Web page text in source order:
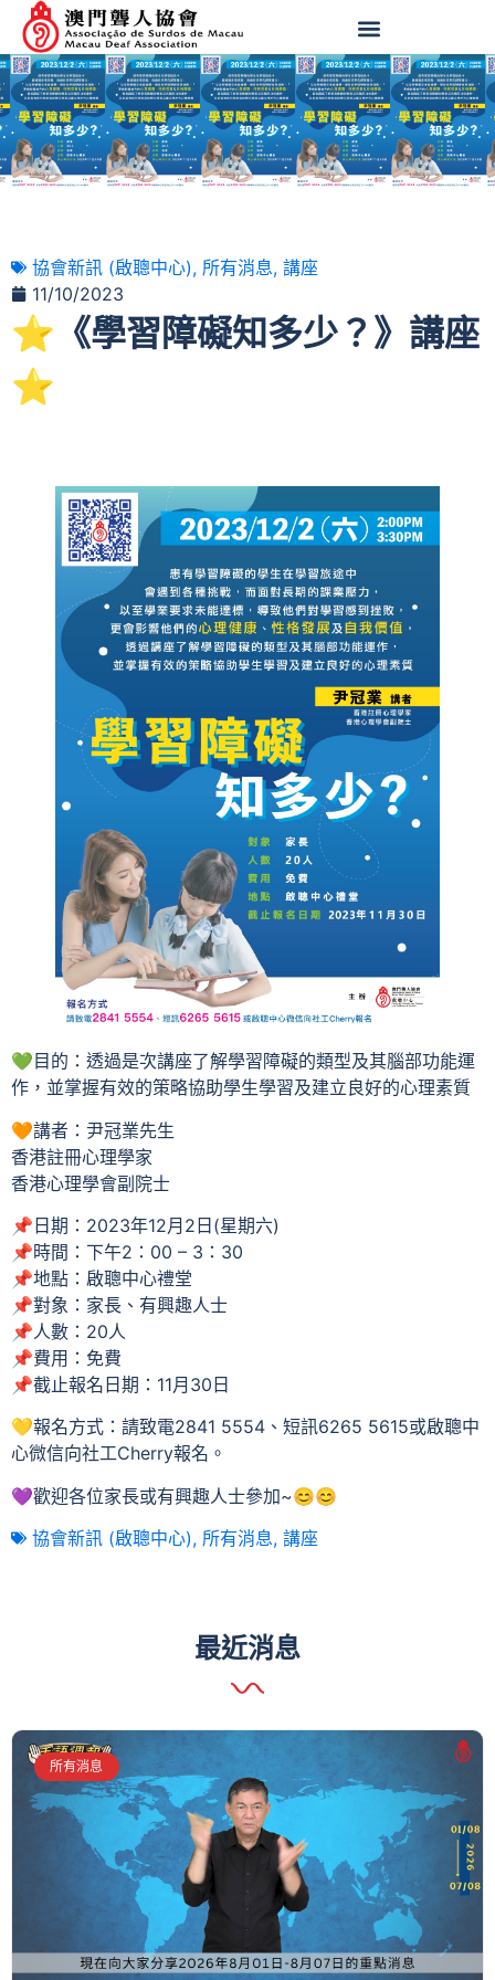
協會新訊 (啟聰中心), 所有消息, 講座
11/10/2023
⭐️《學習障礙知多少？》講座
⭐️
💚目的：透過是次講座了解學習障礙的類型及其腦部功能運
作，並掌握有效的策略協助學生學習及建立良好的心理素質
🧡講者：尹冠業先生
香港註冊心理學家
香港心理學會副院士
📌日期：2023年12月2日(星期六)
📌時間：下午2：00 – 3：30
📌地點：啟聰中心禮堂
📌對象：家長、有興趣人士
📌人數：20人
📌費用：免費
📌截止報名日期：11月30日
💛報名方式：請致電2841 5554、短訊6265 5615或啟聰中
心微信向社工Cherry報名。
💜歡迎各位家長或有興趣人士參加~😊😊
協會新訊 (啟聰中心), 所有消息, 講座
最近消息
所有消息